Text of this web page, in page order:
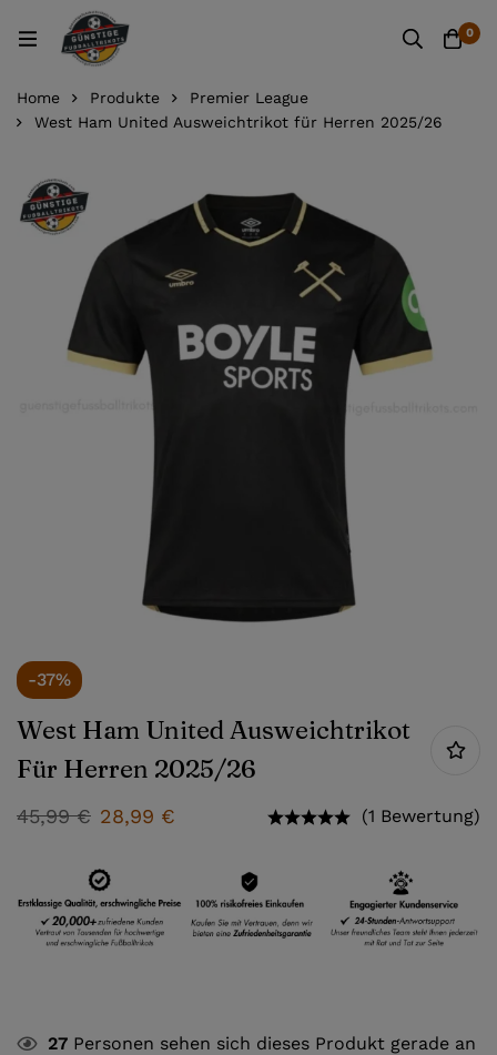
0
Home Produkte
Premier League
West Ham United Ausweichtrikot für Herren 2025/26
-37%
West Ham United Ausweichtrikot
Für Herren 2025/26
45,99€ 28,99 € (1 Bewertung)
27 Personen sehen sich dieses Produkt gerade an